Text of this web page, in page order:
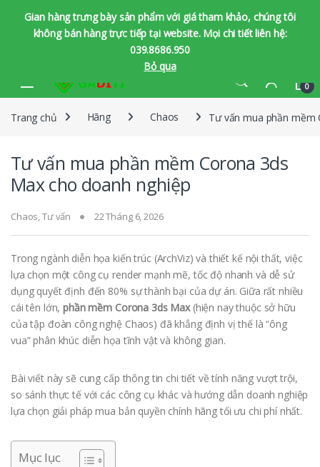
Gian hàng trưng bày sản phẩm với giá tham khảo, chúng tôi
không bán hàng trực tiếp tại website. Mọi chi tiết liên hệ:
039.8686.950
Bỏ qua
0
Trang chủ Hãng Chaos Tư vấn mua phần mềm
Tư vấn mua phần mềm Corona 3ds
Max cho doanh nghiệp
Chaos,Tư vấn 22 Tháng 6, 2026
Trong ngành diễn họa kiến trúc (ArchViz) và thiết kế nội thất, việc
lựa chọn một công cụ render mạnh mẽ, tốc độ nhanh và dễ sử
dụng quyết định đến 80% sự thành bại của dự án. Giữa rất nhiều
cái tên lớn,phần mềm Corona 3ds Max(hiện nay thuộc sở hữu
của tập đoàn công nghệ Chaos) đã khẳng định vị thế là “ông
vua” phân khúc diễn họa tĩnh vật và không gian.
Bài viết này sẽ cung cấp thông tin chi tiết về tính năng vượt trội,
so sánh thực tế với các công cụ khác và hướng dẫn doanh nghiệp
lựa chọn giải pháp mua bản quyền chính hãng tối ưu chi phí nhất.
Mục lục